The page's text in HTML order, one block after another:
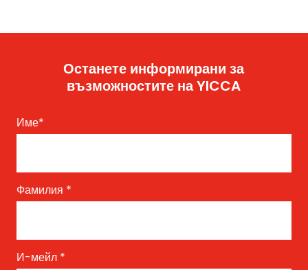
Останете информирани за
възможностите на YICCA
Име*
Фамилия *
И-мейл *